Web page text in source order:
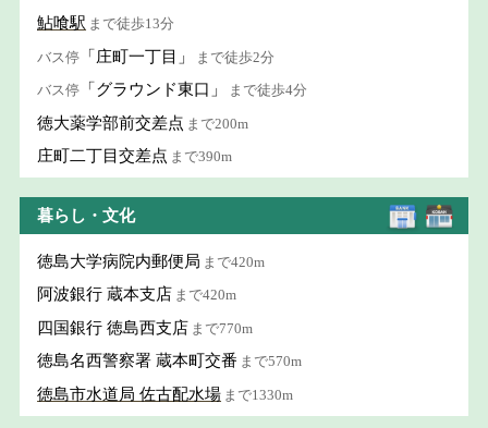
鮎喰駅 まで徒歩13分
バス停 「庄町一丁目」 まで徒歩2分
バス停 「グラウンド東口」 まで徒歩4分
徳大薬学部前交差点 まで200m
庄町二丁目交差点 まで390m
暮らし・文化
徳島大学病院内郵便局 まで420m
阿波銀行 蔵本支店 まで420m
四国銀行 徳島西支店 まで770m
徳島名西警察署 蔵本町交番 まで570m
徳島市水道局 佐古配水場 まで1330m